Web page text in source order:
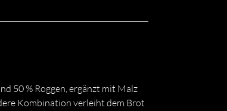
50 % Roggen, ergänzt mit Malz
Kombination verleiht dem Brot